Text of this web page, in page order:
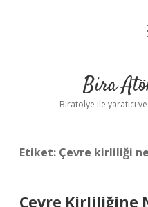
Bira
Biratolye ile yaratıcı
Etiket: Çevre kirliliği
Çevre Kirliliğine